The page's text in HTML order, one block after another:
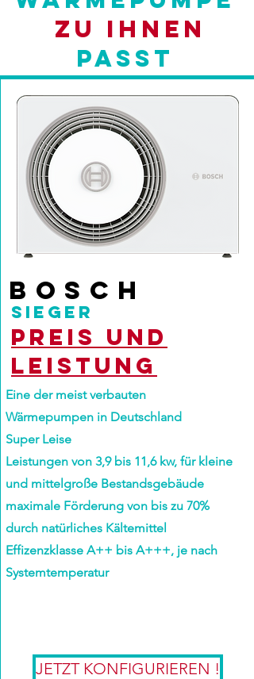
zu ihnen
passt
SIEGER
Preis und
Leistung
BOSCH
Eine der meist verbauten
Wärmepumpen in Deutschland
Super Leise
Leistungen von 3,9 bis 11,6 kw, für kleine
und mittelgroße Bestandsgebäude
maximale Förderung von bis zu 70%
durch natürliches Kältemittel
Effizenzklasse A++ bis A+++, je nach
Systemtemperatur
JETZT KONFIGURIEREN !